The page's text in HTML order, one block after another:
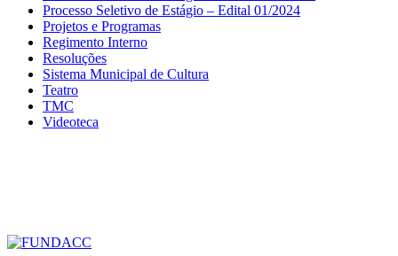
Processo Seletivo de Estágio – Edital 01/2024
Projetos e Programas
Regimento Interno
Resoluções
Sistema Municipal de Cultura
Teatro
TMC
Videoteca